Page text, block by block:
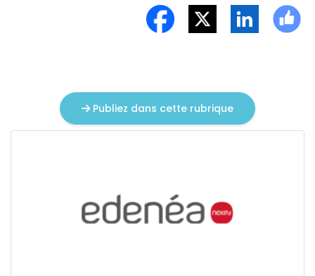
Publiez dans cette rubrique